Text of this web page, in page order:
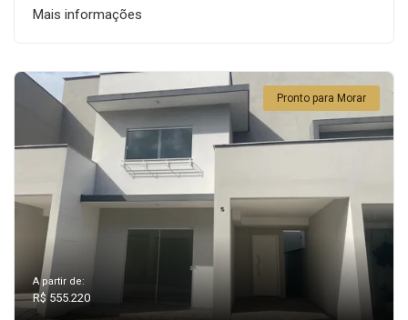
Mais informações
Pronto para Morar
A partir de:
R$ 555.220